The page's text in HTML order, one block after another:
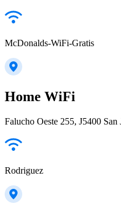
McDonalds-WiFi-Gratis
Home WiFi
Falucho Oeste 255, J5400 San
Rodriguez